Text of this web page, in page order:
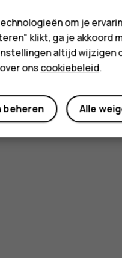
om je
klikt, ga je akkoord
altijd wijzigen
onscookiebeleid.
Alle
beheren